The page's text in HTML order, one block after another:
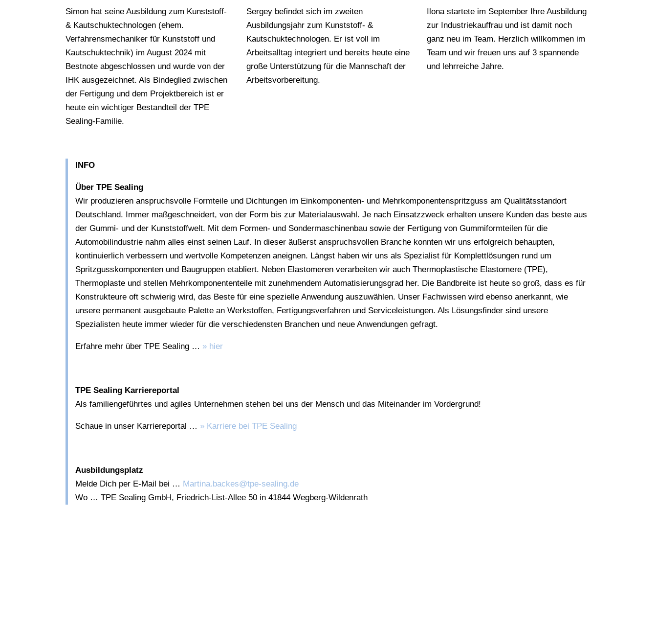
Simon hat seine Ausbildung zum Kunststoff-
& Kautschuktechnologen (ehem.
Verfahrensmechaniker für Kunststoff und
Kautschuktechnik) im August 2024 mit
Bestnote abgeschlossen und wurde von der
IHK ausgezeichnet. Als Bindeglied zwischen
der Fertigung und dem Projektbereich ist er
heute ein wichtiger Bestandteil der TPE
Sealing-Familie.
Sergey befindet sich im zweiten
Ausbildungsjahr zum Kunststoff- &
Kautschuktechnologen. Er ist voll im
Arbeitsalltag integriert und bereits heute eine
große Unterstützung für die Mannschaft der
Arbeitsvorbereitung.
Ilona startete im September Ihre Ausbildung
zur Industriekauffrau und ist damit noch
ganz neu im Team. Herzlich willkommen im
Team und wir freuen uns auf 3 spannende
und lehrreiche Jahre.
INFO
Über TPE Sealing
Wir produzieren anspruchsvolle Formteile und Dichtungen im Einkomponenten- und Mehrkomponentenspritzguss am Qualitätsstandort
Deutschland. Immer maßgeschneidert, von der Form bis zur Materialauswahl. Je nach Einsatzzweck erhalten unsere Kunden das beste aus
der Gummi- und der Kunststoffwelt. Mit dem Formen- und Sondermaschinenbau sowie der Fertigung von Gummiformteilen für die
Automobilindustrie nahm alles einst seinen Lauf. In dieser äußerst anspruchsvollen Branche konnten wir uns erfolgreich behaupten,
kontinuierlich verbessern und wertvolle Kompetenzen aneignen. Längst haben wir uns als Spezialist für Komplettlösungen rund um
Spritzgusskomponenten und Baugruppen etabliert. Neben Elastomeren verarbeiten wir auch Thermoplastische Elastomere (TPE),
Thermoplaste und stellen Mehrkomponententeile mit zunehmendem Automatisierungsgrad her. Die Bandbreite ist heute so groß, dass es für
Konstrukteure oft schwierig wird, das Beste für eine spezielle Anwendung auszuwählen. Unser Fachwissen wird ebenso anerkannt, wie
unsere permanent ausgebaute Palette an Werkstoffen, Fertigungsverfahren und Serviceleistungen. Als Lösungsfinder sind unsere
Spezialisten heute immer wieder für die verschiedensten Branchen und neue Anwendungen gefragt.
Erfahre mehr über TPE Sealing … » hier
TPE Sealing Karriereportal
Als familiengeführtes und agiles Unternehmen stehen bei uns der Mensch und das Miteinander im Vordergrund!
Schaue in unser Karriereportal … » Karriere bei TPE Sealing
Ausbildungsplatz
Melde Dich per E-Mail bei … Martina.backes@tpe-sealing.de
Wo … TPE Sealing GmbH, Friedrich-List-Allee 50 in 41844 Wegberg-Wildenrath